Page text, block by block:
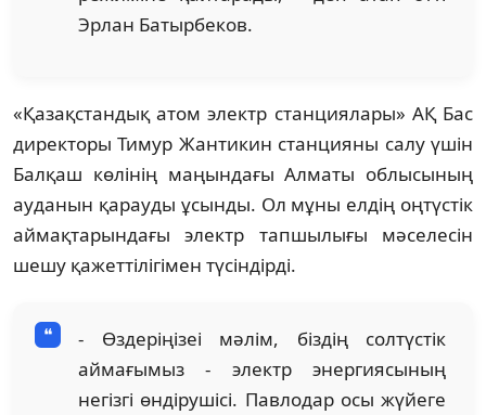
Эрлан Батырбеков.
«Қазақстандық атом электр станциялары» АҚ Бас
директоры Тимур Жантикин станцияны салу үшін
Балқаш көлінің маңындағы Алматы облысының
ауданын қарауды ұсынды. Ол мұны елдің оңтүстік
аймақтарындағы электр тапшылығы мәселесін
шешу қажеттілігімен түсіндірді.
- Өздеріңізеі мәлім, біздің солтүстік
аймағымыз - электр энергиясының
негізгі өндірушісі. Павлодар осы жүйеге